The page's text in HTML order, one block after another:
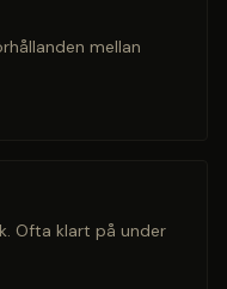
mellan
Ofta klart på under